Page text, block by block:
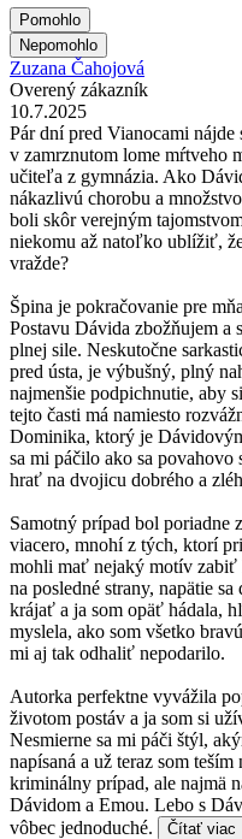
Pomohlo
Nepomohlo
Zuzana Čahojová
Overený zákazník
10.7.2025
Pár dní pred Vianocami
v zamrznutom lome mŕtveho
učiteľa z gymnázia. Ako
nákazlivú chorobu a
boli skôr verejným
niekomu až natoľko ublížiť,
vražde?
Špina je pokračovanie pre
Postavu Dávida zbožňujem a
plnej sile. Neskutočne
pred ústa, je výbušný, plný
najmenšie podpichnutie, aby
tejto časti má namiesto
Dominika, ktorý je
sa mi páčilo ako sa
hrať na dvojicu dobrého a
Samotný prípad bol poriadne
viacero, mnohí z tých, ktorí
mohli mať nejaký motív zabiť
na posledné strany, napätie
krájať a ja som opäť hádala,
myslela, ako som všetko
mi aj tak odhaliť nepodarilo.
Autorka perfektne vyvážila
životom postáv a ja som si
Nesmierne sa mi páči štýl,
napísaná a už teraz som
kriminálny prípad, ale najmä
Dávidom a Emou. Lebo s
vôbec jednoduché.
Čítať viac